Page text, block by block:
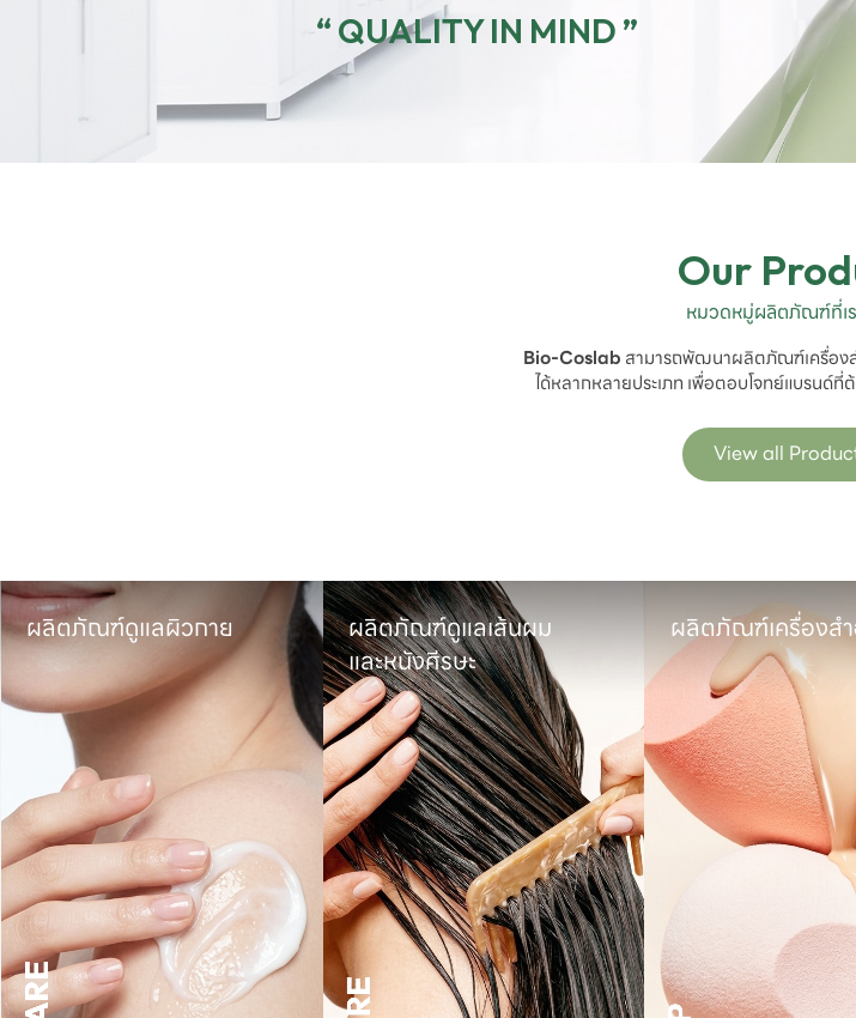
“ QUALITY IN MIND ”
Our
หมวดหมู่ผลิตภัณฑ์ที่เ
Bio-Coslab สามารถพัฒนาผลิตภัณฑ์เครื่อง
ได้หลากหลายประเภท เพื่อตอบโจทย์แบรน
View all
ผลิตภัณฑ์ดูแลผิวกาย
ผลิตภัณฑ์ดูแลเส้นผม
และหนังศีรษะ
ผลิตภัณฑ์เครื่องส